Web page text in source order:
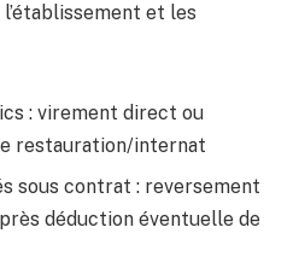
et les
: virement direct ou
restauration/internat
sous contrat : reversement
déduction éventuelle de